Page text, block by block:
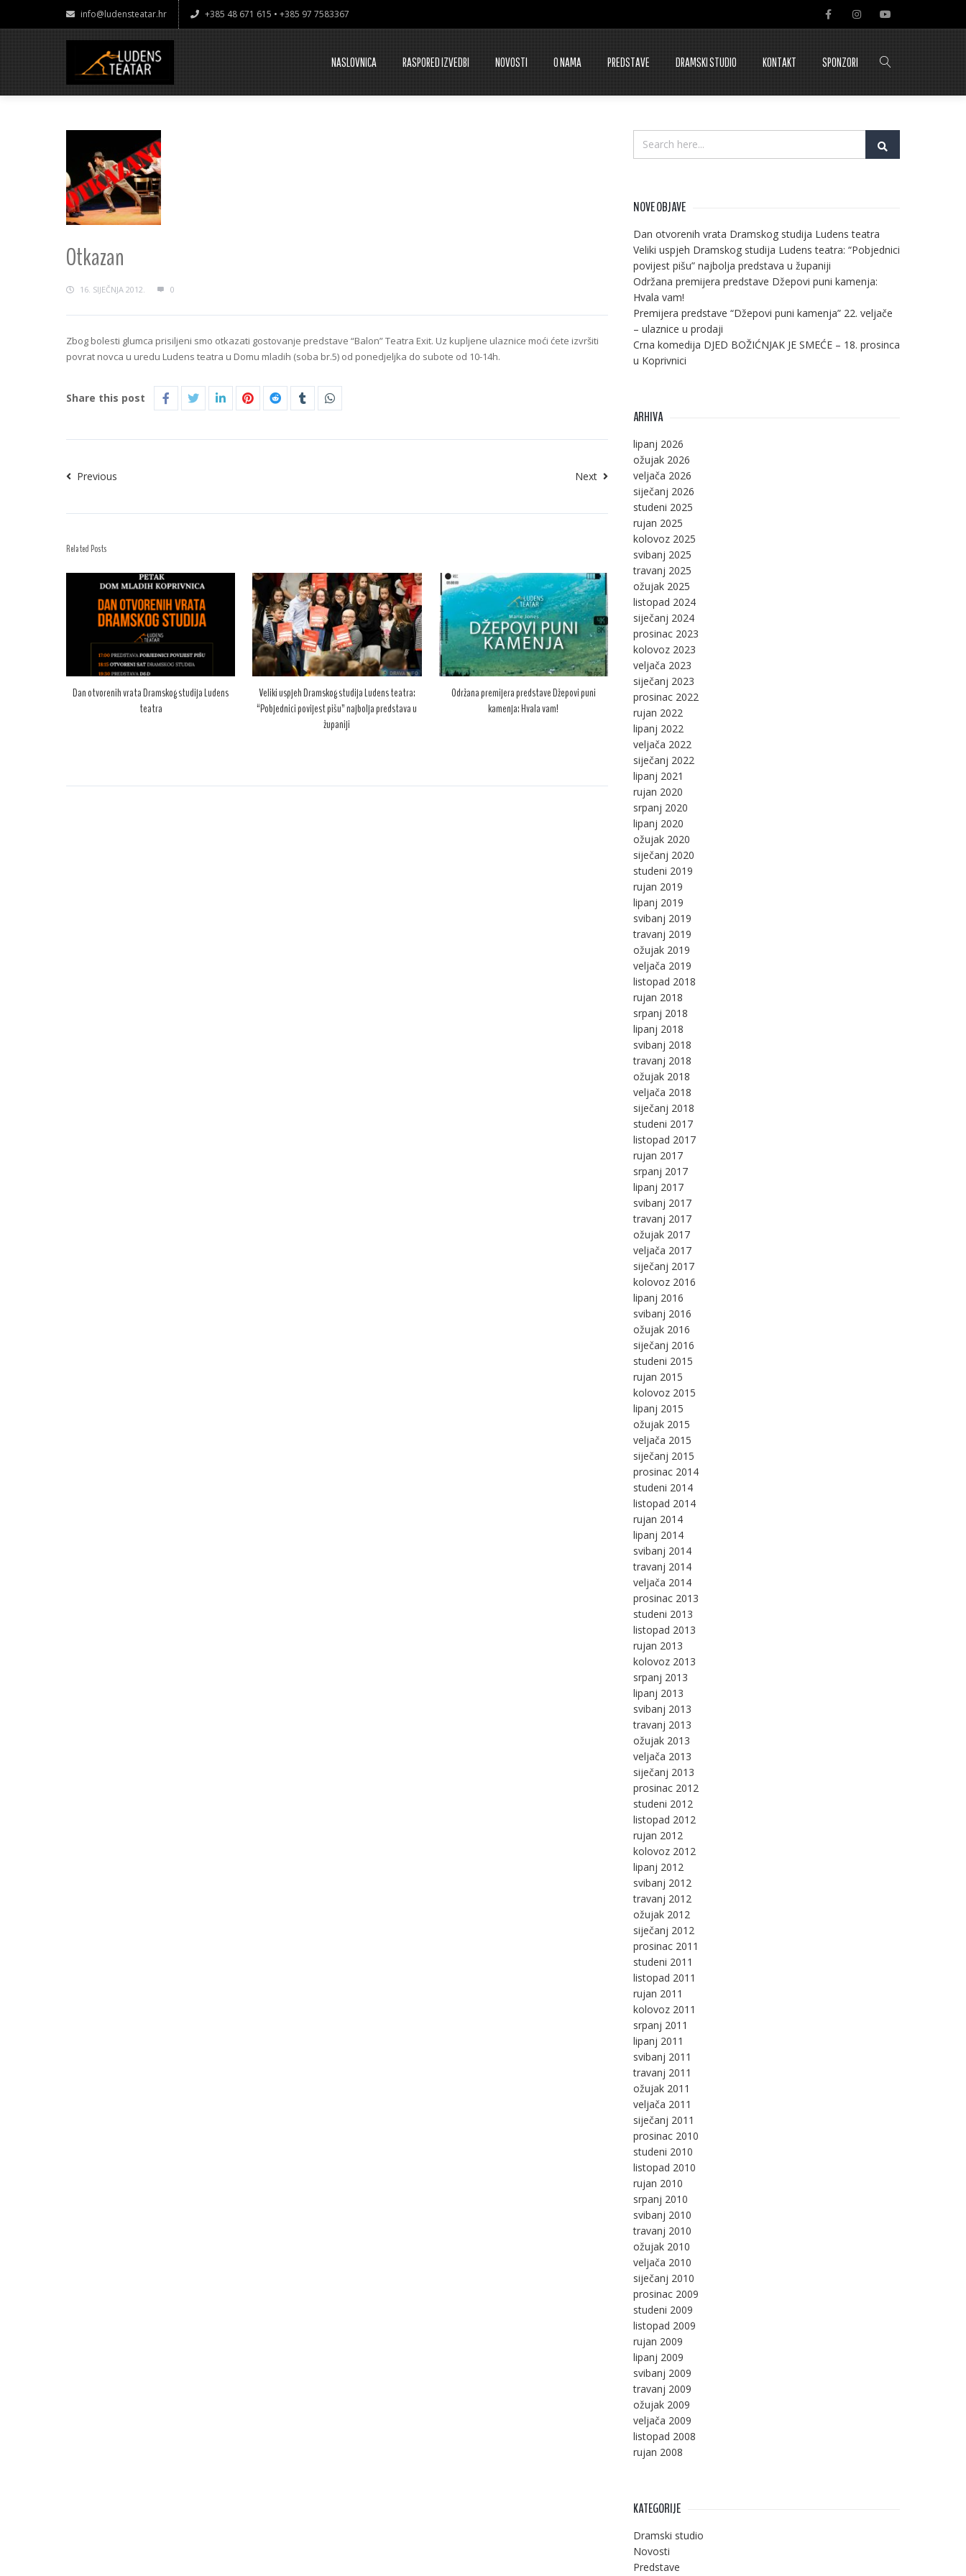
info@ludensteatar.hr +385 48 671 615 • +385 97 7583367
NASLOVNICA RASPORED IZVEDBI NOVOSTI O NAMA PREDSTAVE DRAMSKI STUDIO KONTAKT SPONZORI
Otkazan
16. SIJEČNJA 2012. 0
Zbog bolesti glumca prisiljeni smo otkazati gostovanje predstave “Balon” Teatra Exit. Uz kupljene ulaznice moći ćete izvršiti
povrat novca u uredu Ludens teatra u Domu mladih (soba br.5) od ponedjeljka do subote od 10-14h.
Share this post
Previous Next
Related Posts
Dan otvorenih vrata Dramskog studija Ludens
teatra
Veliki uspjeh Dramskog studija Ludens teatra:
“Pobjednici povijest pišu” najbolja predstava u
županiji
Održana premijera predstave Džepovi puni
kamenja: Hvala vam!
NOVE OBJAVE
Dan otvorenih vrata Dramskog studija Ludens teatra
Veliki uspjeh Dramskog studija Ludens teatra: “Pobjednici
povijest pišu” najbolja predstava u županiji
Održana premijera predstave Džepovi puni kamenja:
Hvala vam!
Premijera predstave “Džepovi puni kamenja” 22. veljače
– ulaznice u prodaji
Crna komedija DJED BOŽIĆNJAK JE SMEĆE – 18. prosinca
u Koprivnici
ARHIVA
lipanj 2026
ožujak 2026
veljača 2026
siječanj 2026
studeni 2025
rujan 2025
kolovoz 2025
svibanj 2025
travanj 2025
ožujak 2025
listopad 2024
siječanj 2024
prosinac 2023
kolovoz 2023
veljača 2023
siječanj 2023
prosinac 2022
rujan 2022
lipanj 2022
veljača 2022
siječanj 2022
lipanj 2021
rujan 2020
srpanj 2020
lipanj 2020
ožujak 2020
siječanj 2020
studeni 2019
rujan 2019
lipanj 2019
svibanj 2019
travanj 2019
ožujak 2019
veljača 2019
listopad 2018
rujan 2018
srpanj 2018
lipanj 2018
svibanj 2018
travanj 2018
ožujak 2018
veljača 2018
siječanj 2018
studeni 2017
listopad 2017
rujan 2017
srpanj 2017
lipanj 2017
svibanj 2017
travanj 2017
ožujak 2017
veljača 2017
siječanj 2017
kolovoz 2016
lipanj 2016
svibanj 2016
ožujak 2016
siječanj 2016
studeni 2015
rujan 2015
kolovoz 2015
lipanj 2015
ožujak 2015
veljača 2015
siječanj 2015
prosinac 2014
studeni 2014
listopad 2014
rujan 2014
lipanj 2014
svibanj 2014
travanj 2014
veljača 2014
prosinac 2013
studeni 2013
listopad 2013
rujan 2013
kolovoz 2013
srpanj 2013
lipanj 2013
svibanj 2013
travanj 2013
ožujak 2013
veljača 2013
siječanj 2013
prosinac 2012
studeni 2012
listopad 2012
rujan 2012
kolovoz 2012
lipanj 2012
svibanj 2012
travanj 2012
ožujak 2012
siječanj 2012
prosinac 2011
studeni 2011
listopad 2011
rujan 2011
kolovoz 2011
srpanj 2011
lipanj 2011
svibanj 2011
travanj 2011
ožujak 2011
veljača 2011
siječanj 2011
prosinac 2010
studeni 2010
listopad 2010
rujan 2010
srpanj 2010
svibanj 2010
travanj 2010
ožujak 2010
veljača 2010
siječanj 2010
prosinac 2009
studeni 2009
listopad 2009
rujan 2009
lipanj 2009
svibanj 2009
travanj 2009
ožujak 2009
veljača 2009
listopad 2008
rujan 2008
KATEGORIJE
Dramski studio
Novosti
Predstave